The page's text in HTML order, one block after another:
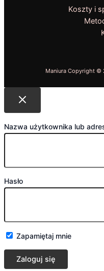
Koszty i
Nazwa użytkownika lub
Hasło
Zapamiętaj mnie